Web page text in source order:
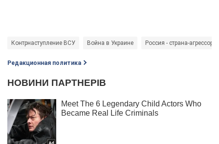
Контрнаступление ВСУ Война в Украине Россия - страна-агрессор
Редакционная политика